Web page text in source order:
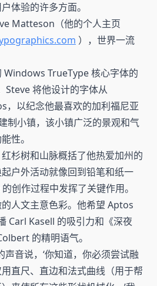
体验的许多方面。
Matteson（他的个人主页
），世界一流
Windows TrueType 核心字体的
Steve 将他设计的字体从
，以纪念他最喜欢的加利福尼亚
制小镇，该小镇广泛的景观和气
性。
杉树和山脉概括了他热爱加州的
户外活动就像回到铅笔和纸一
创作过程中发挥了关键作用。
人文主意色彩。他希望 Aptos
Carl Kasell 的吸引力和《深夜
的精明语气。
声音说，‘你知道，你必须尝试融
直尺、直边和法式曲线（用于帮